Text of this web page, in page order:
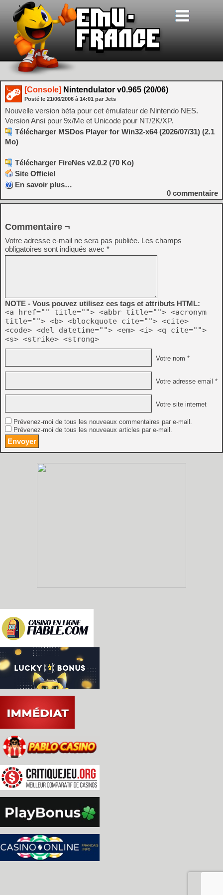
[Console] Nintendulator v0.965 (20/06)
Posté le 21/06/2006 à 14:01 par Jets
Nouvelle version béta pour cet émulateur de Nintendo NES.
Version Ansi pour 9x/Me et Unicode pour NT/2K/XP.
Télécharger MSDos Player for Win32-x64 (2026/07/31) (2.1
Mo)
Télécharger FireNes v2.0.2 (70 Ko)
Site Officiel
En savoir plus…
0 commentaire
Commentaire ¬
Votre adresse e-mail ne sera pas publiée. Les champs
obligatoires sont indiqués avec *
NOTE - Vous pouvez utilisez ces tags et attributs HTML:
<a href="" title=""> <abbr title=""> <acronym
title=""> <b> <blockquote cite=""> <cite>
<code> <del datetime=""> <em> <i> <q cite="">
<s> <strike> <strong>
Votre nom *
Votre adresse email *
Votre site internet
Prévenez-moi de tous les nouveaux commentaires par e-mail.
Prévenez-moi de tous les nouveaux articles par e-mail.